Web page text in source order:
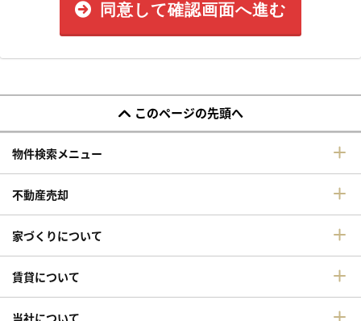
同意して確認画面へ進む
このページの先頭へ
物件検索メニュー
不動産売却
家づくりについて
賃貸について